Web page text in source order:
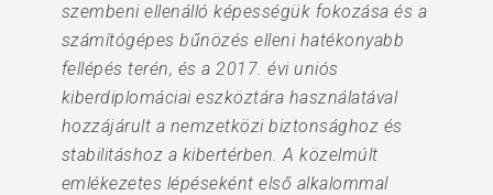
szembeni ellenálló képességük fokozása és a
számítógépes bűnözés elleni hatékonyabb
fellépés terén, és a 2017. évi uniós
kiberdiplomáciai eszköztára használatával
hozzájárult a nemzetközi biztonsághoz és
stabilitáshoz a kibertérben. A közelmúlt
emlékezetes lépéseként első alkalommal